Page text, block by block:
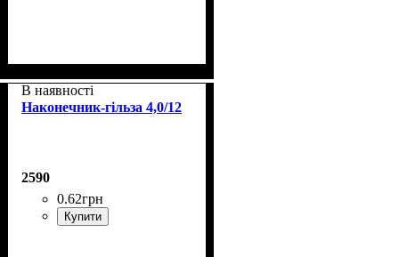
В наявності
Наконечник-гільза 4,0/12
2590
0.62грн
Купити